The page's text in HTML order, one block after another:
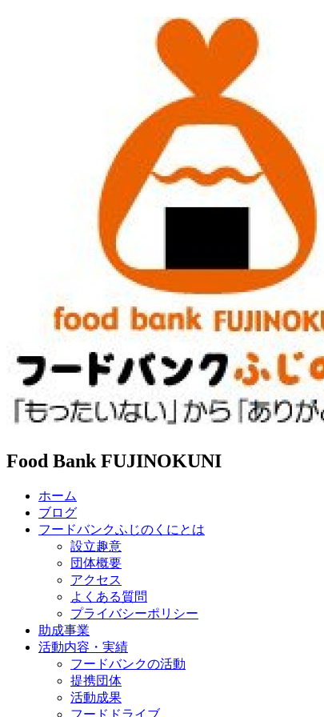
Food Bank FUJINOKUNI
ホーム
ブログ
フードバンクふじのくにとは
設立趣意
団体概要
アクセス
よくある質問
プライバシーポリシー
助成事業
活動内容・実績
フードバンクの活動
提携団体
活動成果
フードドライブ